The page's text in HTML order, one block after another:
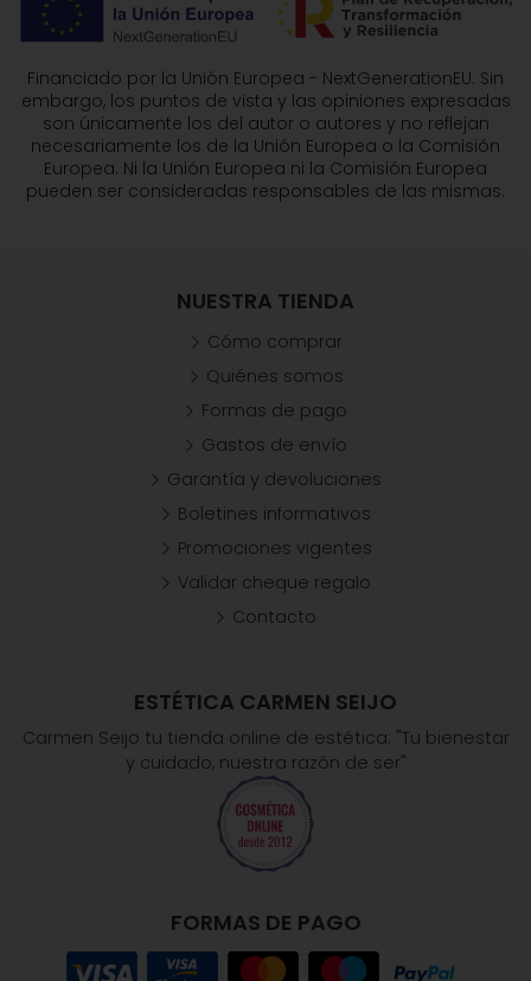
Financiado por la Unión Europea - NextGenerationEU. Sin
embargo, los puntos de vista y las opiniones expresadas
son únicamente los del autor o autores y no reflejan
necesariamente los de la Unión Europea o la Comisión
Europea. Ni la Unión Europea ni la Comisión Europea
pueden ser consideradas responsables de las mismas.
ESTÉTICA CARMEN SEIJO
Carmen Seijo tu tienda online de estética: "Tu bienestar
y cuidado, nuestra razón de ser"
FORMAS DE PAGO
NUESTRA TIENDA
Cómo comprar
Quiénes somos
Formas de pago
Gastos de envío
Garantía y devoluciones
Boletines informativos
Promociones vigentes
Validar cheque regalo
Contacto